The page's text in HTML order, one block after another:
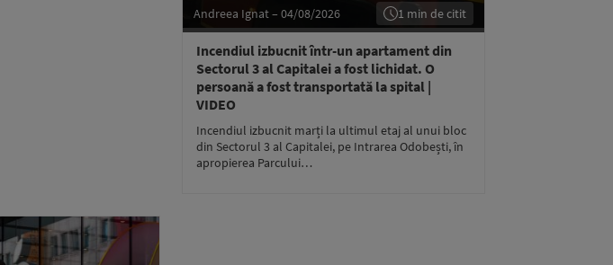
Andreea Ignat – 04/08/2026 1 min de citit
Incendiul izbucnit într-un apartament din
Sectorul 3 al Capitalei a fost lichidat. O
persoană a fost transportată la spital |
VIDEO
Incendiul izbucnit marți la ultimul etaj al unui bloc
din Sectorul 3 al Capitalei, pe Intrarea Odobești, în
apropierea Parcului…